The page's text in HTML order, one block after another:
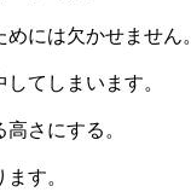
めには欠かせません
てしまいます。
さにする。
す。